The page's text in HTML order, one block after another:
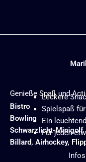
Genieße Spaß und
Bistro
Leckere
Bowling
Spielspaß
Schwarzlicht-Minigolf
Ein
Billard, Airhockey,
Für jeden